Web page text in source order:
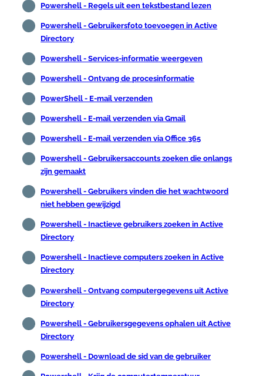
Powershell - Regels uit een tekstbestand lezen
Powershell - Gebruikersfoto toevoegen in Active
Directory
Powershell - Services-informatie weergeven
Powershell - Ontvang de procesinformatie
PowerShell - E-mail verzenden
Powershell - E-mail verzenden via Gmail
Powershell - E-mail verzenden via Office 365
Powershell - Gebruikersaccounts zoeken die onlangs
zijn gemaakt
Powershell - Gebruikers vinden die het wachtwoord
niet hebben gewijzigd
Powershell - Inactieve gebruikers zoeken in Active
Directory
Powershell - Inactieve computers zoeken in Active
Directory
Powershell - Ontvang computergegevens uit Active
Directory
Powershell - Gebruikersgegevens ophalen uit Active
Directory
Powershell - Download de sid van de gebruiker